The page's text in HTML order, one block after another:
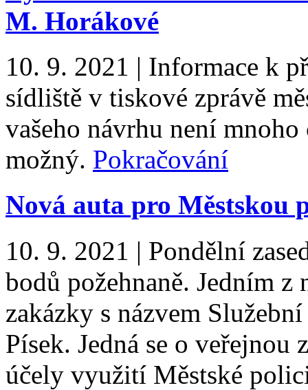
M. Horákové
10. 9. 2021 | Informace k
sídliště v tiskové zprávě
vašeho návrhu není
možný. Pokračování
Nová auta pro Městskou
10. 9. 2021 | Pondělní
bodů požehnaně. Jedním
zakázky s názvem
Písek. Jedná se o
účely využití Městské